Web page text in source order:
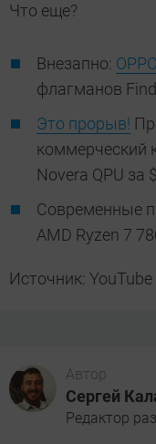
Что еще?
Внезапно:
флагманов
Это прорыв!
коммерческий
Novera QPU за
Современные
AMD Ryzen 7
Источник: YouTube
Автор
Сергей
Редактор